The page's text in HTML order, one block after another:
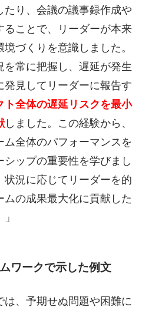
たり、会議の議事録作成や
ることで、リーダーが本来
づくりを意識しました。
を常に把握し、遅延が発生
発見してリーダーに報告す
ト全体の遅延リスクを最小
しました。この経験から、
ム全体のパフォーマンスを
ップの重要性を学びまし
状況に応じてリーダーを的
の成果最大化に貢献した
ワークで示した例文
は、予期せぬ問題や困難に